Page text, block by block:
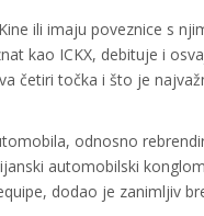
ili imaju poveznice s
kao ICKX, debituje i
četiri točka i što je
odnosno
automobilski
dodao je zanimljiv